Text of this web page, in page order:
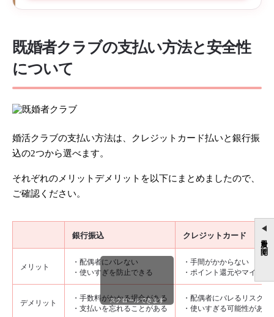
目次を開く
既婚者クラブの支払い方法と安全性
について
婚活クラブの支払い方法は、クレジットカード払いと銀行振
込の2つから選べます。
それぞれのメリットデメリットを以下にまとめましたので、
ご確認ください。
銀行振込 クレジットカード
メリット
・配偶者にバレない
・使いすぎを防止できる
・手間がかからない
・ポイント還元やマイル
デメリット
・手数料がかかる場合がある
・支払いを忘れることがある
・配偶者にバレるリスクが
・使いすぎる可能性がある
スクロールできます